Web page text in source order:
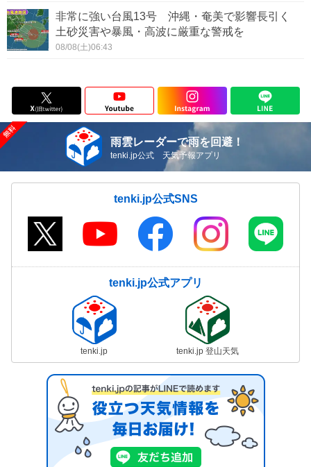
非常に強い台風13号 沖縄・奄美で影響長引く
土砂災害や暴風・高波に厳重な警戒を
08/08(土)06:43
雨雲レーダーで雨を回避！
tenki.jp公式 天気予報アプリ
tenki.jp公式SNS
tenki.jp公式アプリ
tenki.jp tenki.jp 登山天気